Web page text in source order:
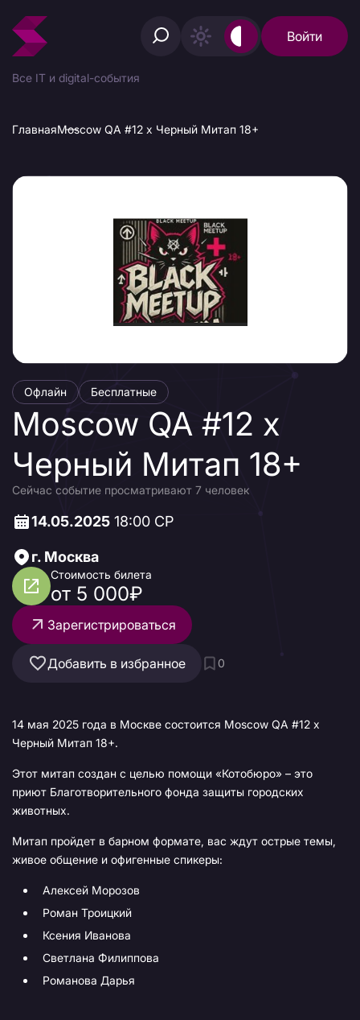
Войти
Все IT и digital-события
ГлавнаяMoscow QA #12 х Черный Митап 18+
Офлайн Бесплатные
Moscow QA #12 х
Черный Митап 18+
Сейчас событие просматривают 7 человек
14.05.2025 18:00 СР
г. Москва
Стоимость билета
от 5 000₽
Зарегистрироваться
Добавить в избранное 0
14 мая 2025 года в Москве состоится Moscow QA #12 х
Черный Митап 18+.
Этот митап создан с целью помощи «Котобюро» – это
приют Благотворительного фонда защиты городских
животных.
Митап пройдет в барном формате, вас ждут острые темы,
живое общение и офигенные спикеры:
Алексей Морозов
Роман Троицкий
Ксения Иванова
Светлана Филиппова
Романова Дарья